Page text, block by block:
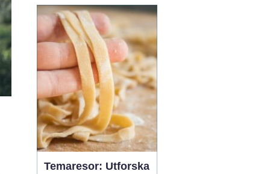
i närheten av Göteborg,
erbjuder Marstrand en
perfekt tillflykts...
Temaresor: Utforska